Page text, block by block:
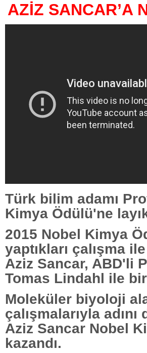
AZİZ SANCAR’A
Türk bilim adamı
Kimya Ödülü'ne
2015 Nobel Kimya
yaptıkları çalışma
Aziz Sancar, ABD'li
Tomas Lindahl ile
Moleküler biyoloji
çalışmalarıyla
Aziz Sancar Nobel
kazandı.